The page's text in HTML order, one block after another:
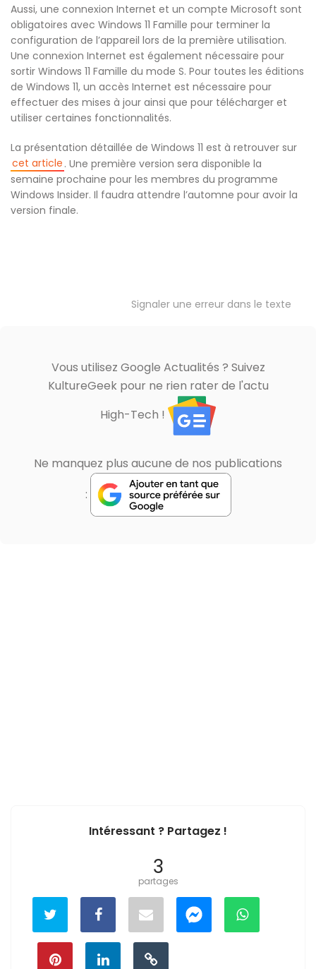
Aussi, une connexion Internet et un compte Microsoft sont
obligatoires avec Windows 11 Famille pour terminer la
configuration de l’appareil lors de la première utilisation.
Une connexion Internet est également nécessaire pour
sortir Windows 11 Famille du mode S. Pour toutes les éditions
de Windows 11, un accès Internet est nécessaire pour
effectuer des mises à jour ainsi que pour télécharger et
utiliser certaines fonctionnalités.
La présentation détaillée de Windows 11 est à retrouver sur
cet article . Une première version sera disponible la
semaine prochaine pour les membres du programme
Windows Insider. Il faudra attendre l’automne pour avoir la
version finale.
Signaler une erreur dans le texte
Vous utilisez Google Actualités ? Suivez
KultureGeek pour ne rien rater de l'actu
High-Tech !
Ne manquez plus aucune de nos publications
:
Intéressant ? Partagez !
3
partages